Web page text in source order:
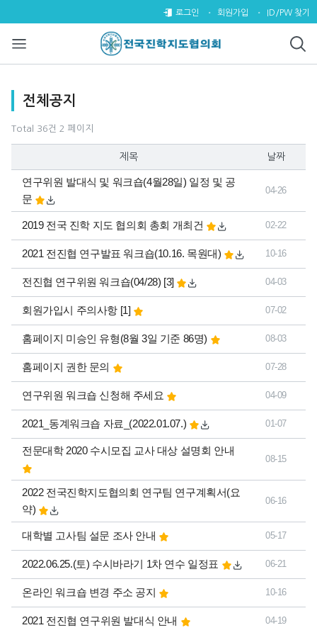
전체공지 2 페이지 로그인 회원가입 ID/PW 찾기
전체공지
Total 36건 2 페이지
제목 날짜
연구위원 발대식 및 워크숍(4월28일) 일정 및 공
문
04-26
2019 전국 진학 지도 협의회 총회 개최건 02-22
2021 전진협 연구발표 워크숍(10.16. 목원대) 10-16
전진협 연구위원 워크숍(04/28) 댓글
[3]개 04-03
회원가입시 주의사항 댓글
[1]개 07-02
홈페이지 미승인 유형(8월 3일 기준 86명) 08-03
홈페이지 권한 문의 07-28
연구위원 워크숍 신청해 주세요 04-09
2021_동계워크숍 자료_(2022.01.07.) 01-07
전문대학 2020 수시모집 교사 대상 설명회 안내
08-15
2022 전국진학지도협의회 연구팀 연구계획서(요
약)
06-16
대학별 고사팀 설문 조사 안내 05-17
2022.06.25.(토) 수시바라기 1차 연수 일정표 06-21
온라인 워크숍 변경 주소 공지 10-16
2021 전진협 연구위원 발대식 안내 04-19